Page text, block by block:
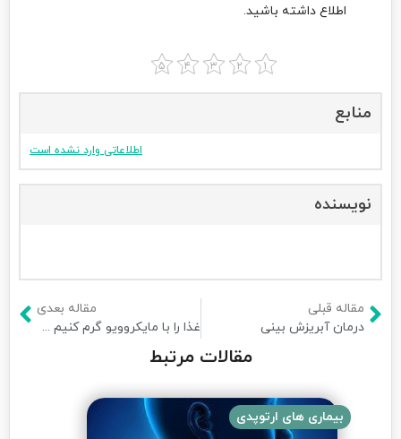
اطلاع داشته باشید.
منابع
اطلاعاتی وارد نشده است
نویسنده
مقاله قبلی
درمان آبریزش بینی
مقاله بعدی
غذا را با مایکروویو گرم کنیم یا گاز
مقالات مرتبط
بیماری های ارتوپدی